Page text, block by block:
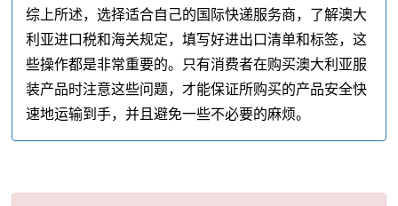
综上所述，选择适合自己的国际快递服务商，了解澳大
利亚进口税和海关规定，填写好进出口清单和标签，这
些操作都是非常重要的。只有消费者在购买澳大利亚服
装产品时注意这些问题，才能保证所购买的产品安全快
速地运输到手，并且避免一些不必要的麻烦。